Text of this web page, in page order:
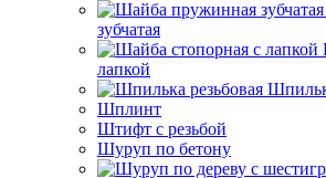
зубчатая
лапкой
Шплинт
Штифт с резьбой
Шуруп по бетону